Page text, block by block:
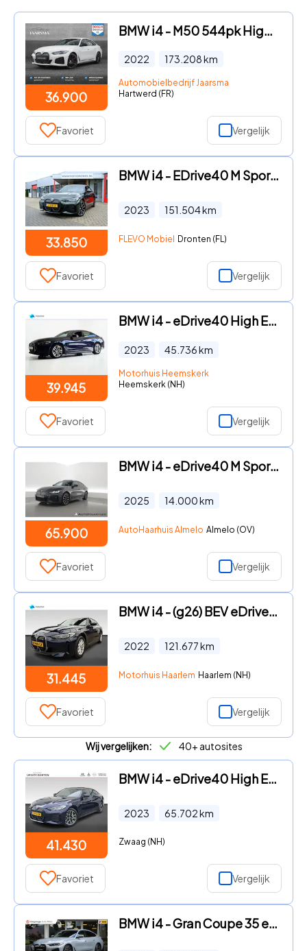
36.900
BMW i4 - M50 544pk High Executive 84 kWh |SOH 93.5% |Laser Light |HUD
2022 173.208km
Automobielbedrijf Jaarsma
Hartwerd (FR)
Favoriet Vergelijk
33.850
BMW i4 - EDrive40 M Sport 84 kWh Aut. Pano|Leder|1e Eig|HUD|Sportstoe
2023 151.504km
FLEVO Mobiel Dronten (FL)
Favoriet Vergelijk
39.945
BMW i4 - eDrive40 High Executive 84 kWh SOH 96, 1% LEDER LED STOELV C
2023 45.736km
Motorhuis Heemskerk
Heemskerk (NH)
Favoriet Vergelijk
65.900
BMW i4 - eDrive40 M Sport Pro 84 kWh | Rijklaar! | S/K-Dak | Elek. Tr
2025 14.000km
AutoHaarhuis Almelo Almelo (OV)
Favoriet Vergelijk
31.445
BMW i4 - (g26) BEV eDrive40 340pk
2022 121.677km
Motorhuis Haarlem Haarlem (NH)
Favoriet Vergelijk
Wij vergelijken: 40+ autosites
41.430
BMW i4 - eDrive40 High Executive 84 kWh | Achteruitrijcamera | Alarm
2023 65.702km
Zwaag (NH)
Favoriet Vergelijk
BMW i4 - Gran Coupe 35 eDrive M Sport | BTW aftrekbaar | 1e eigenaar